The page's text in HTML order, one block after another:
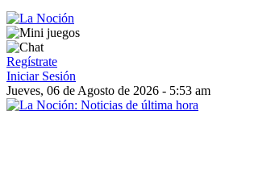
Regístrate
Iniciar Sesión
Jueves, 06 de Agosto de 2026 - 5:53 am